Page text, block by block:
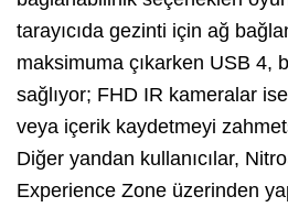
tarayıcıda gezinti için ağ
maksimuma çıkarken USB 4,
sağlıyor; FHD IR kameralar
veya içerik kaydetmeyi
Diğer yandan kullanıcılar,
Experience Zone üzerinden